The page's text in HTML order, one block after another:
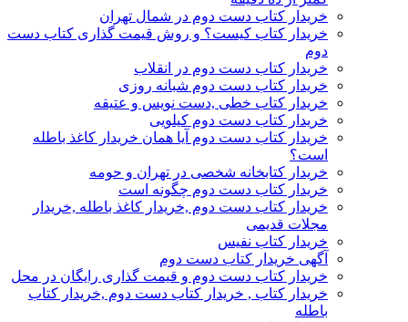
خریدار کتاب دست دوم در شمال تهران
خریدار کتاب کیست؟ و روش قیمت گذاری کتاب دست
دوم
خریدار کتاب دست دوم در انقلاب
خریدار کتاب دست دوم شبانه روزی
خریدار کتاب خطی ,دست نویس و عتیقه
خریدار کتاب دست دوم کیلویی
خریدار کتاب دست دوم آیا همان خریدار کاغذ باطله
است؟
خریدار کتابخانه شخصی در تهران و حومه
خریدار کتاب دست دوم چگونه است
خریدار کتاب دست دوم ,خریدار کاغذ باطله ,خریدار
مجلات قدیمی
خریدار کتاب نفیس
آگهی خریدار کتاب دست دوم
خریدار کتاب دست دوم و قیمت گذاری رایگان در محل
خریدار کتاب , خریدار کتاب دست دوم ,خریدار کتاب
باطله